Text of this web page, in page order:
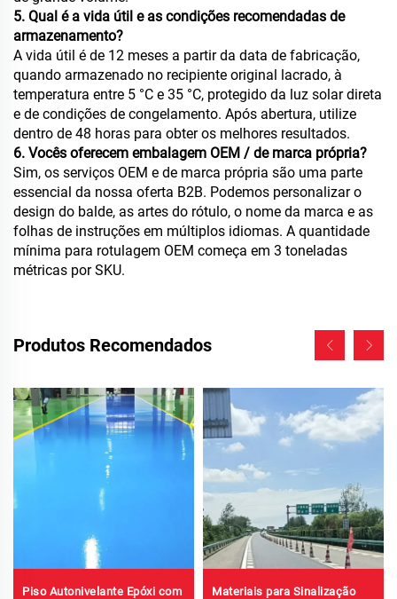
5. Qual é a vida útil e as condições recomendadas de
armazenamento?
A vida útil é de 12 meses a partir da data de fabricação,
quando armazenado no recipiente original lacrado, à
temperatura entre 5 °C e 35 °C, protegido da luz solar direta
e de condições de congelamento. Após abertura, utilize
dentro de 48 horas para obter os melhores resultados.
6. Vocês oferecem embalagem OEM / de marca própria?
Sim, os serviços OEM e de marca própria são uma parte
essencial da nossa oferta B2B. Podemos personalizar o
design do balde, as artes do rótulo, o nome da marca e as
folhas de instruções em múltiplos idiomas. A quantidade
mínima para rotulagem OEM começa em 3 toneladas
métricas por SKU.
Produtos Recomendados
Piso Autonivelante Epóxi com
Materiais para Sinalização